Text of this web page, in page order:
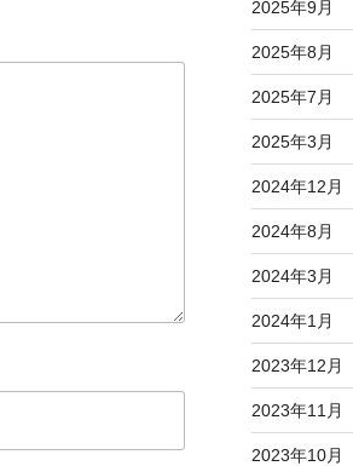
2025年9月
2025年8月
2025年7月
2025年3月
2024年12月
2024年8月
2024年3月
2024年1月
2023年12月
2023年11月
2023年10月